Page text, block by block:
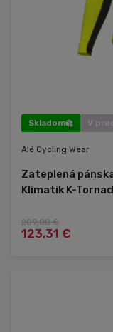
Skladom V
Alé Cycling Wear
Zateplená
Klimatik K-
209,00 €
123,31 €